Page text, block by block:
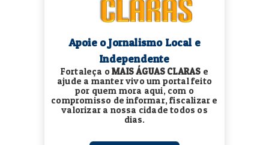
Apoie o Jornalismo Local e
Independente
Fortaleça oMAIS ÁGUAS CLARAS e
ajude a manter vivo um portal feito
por quem mora aqui, com o
compromisso de informar, fiscalizar e
valorizar a nossa cidade todos os
dias.